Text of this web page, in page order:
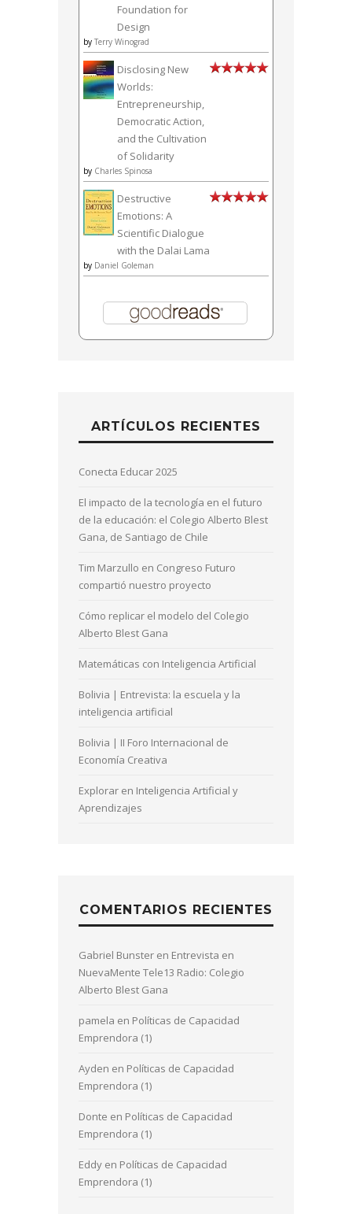
Foundation for
Design
by Terry Winograd
Disclosing New
Worlds:
Entrepreneurship,
Democratic Action,
and the Cultivation
of Solidarity
by Charles Spinosa
Destructive
Emotions: A
Scientific Dialogue
with the Dalai Lama
by Daniel Goleman
ARTÍCULOS RECIENTES
Conecta Educar 2025
El impacto de la tecnología en el futuro
de la educación: el Colegio Alberto Blest
Gana, de Santiago de Chile
Tim Marzullo en Congreso Futuro
compartió nuestro proyecto
Cómo replicar el modelo del Colegio
Alberto Blest Gana
Matemáticas con Inteligencia Artificial
Bolivia | Entrevista: la escuela y la
inteligencia artificial
Bolivia | II Foro Internacional de
Economía Creativa
Explorar en Inteligencia Artificial y
Aprendizajes
COMENTARIOS RECIENTES
Gabriel Bunster en Entrevista en
NuevaMente Tele13 Radio: Colegio
Alberto Blest Gana
pamela en Políticas de Capacidad
Emprendora (1)
Ayden en Políticas de Capacidad
Emprendora (1)
Donte en Políticas de Capacidad
Emprendora (1)
Eddy en Políticas de Capacidad
Emprendora (1)